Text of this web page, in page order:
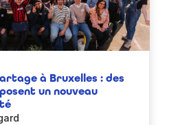
à Bruxelles : des
un nouveau